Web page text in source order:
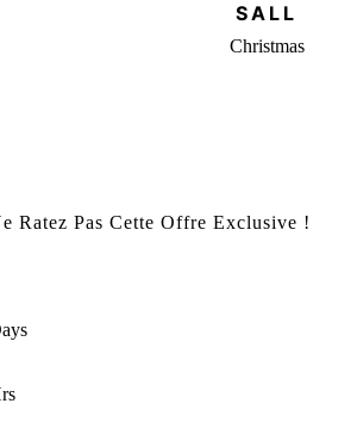
SALL
Christmas
Ratez Pas Cette Offre Exclusive !